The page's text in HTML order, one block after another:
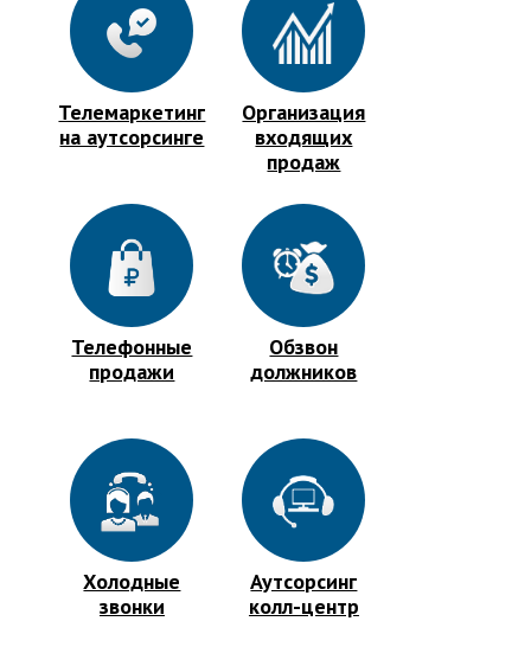
Телемаркетинг
на аутсорсинге
Организация
входящих
продаж
Телефонные
продажи
Обзвон
должников
Холодные
звонки
Аутсорсинг
колл-центр